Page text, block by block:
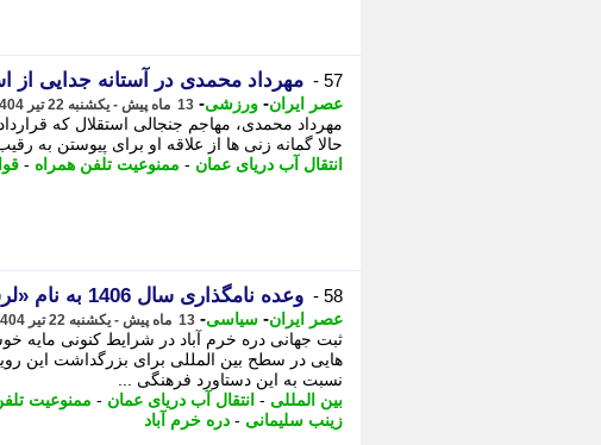
57 - مهرداد محمدی در آستانه جدایی از
عصر ایران- ورزشی- 13 ماه پیش - یکشنبه 22 تیر 1404، 23:30
مهرداد محمدی، مهاجم جنجالی استقلال که
حالا گمانه زنی ها از علاقه او برای پیوستن به رقیب سنتی، -
انتقال آب دریای عمان - ممنوعیت تلفن همراه -
58 - وعده نامگذاری سال 1406 به نام «لرستان»
عصر ایران- سیاسی- 13 ماه پیش - یکشنبه 22 تیر 1404، 23:30
ثبت جهانی دره خرم آباد در شرایط کنونی
هایی در سطح بین المللی برای بزرگداشت این
نسبت به این دستاورد فرهنگی ...
بین المللی - انتقال آب دریای عمان - ممنوعیت
زینب سلیمانی - دره خرم آباد